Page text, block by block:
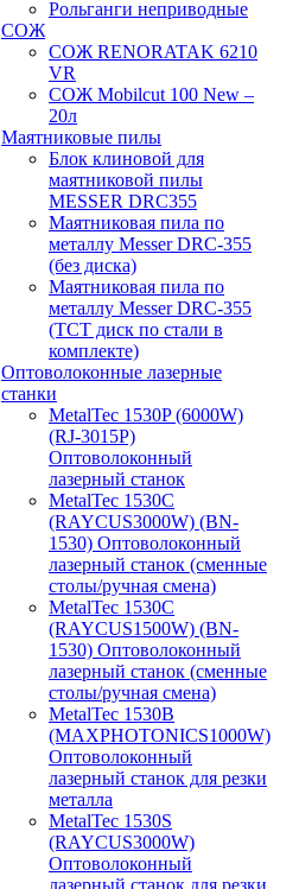
Рольганги неприводные
СОЖ
СОЖ RENORATAK 6210
VR
СОЖ Mobilcut 100 New –
20л
Маятниковые пилы
Блок клиновой для
маятниковой пилы
MESSER DRC355
Маятниковая пила по
металлу Messer DRC-355
(без диска)
Маятниковая пила по
металлу Messer DRC-355
(ТСТ диск по стали в
комплекте)
Оптоволоконные лазерные
станки
MetalTec 1530P (6000W)
(RJ-3015P)
Оптоволоконный
лазерный станок
MetalTec 1530С
(RAYCUS3000W) (BN-
1530) Оптоволоконный
лазерный станок (сменные
столы/ручная смена)
MetalTec 1530С
(RAYCUS1500W) (BN-
1530) Оптоволоконный
лазерный станок (сменные
столы/ручная смена)
MetalTec 1530B
(MAXPHOTONICS1000W)
Оптоволоконный
лазерный станок для резки
металла
MetalTec 1530S
(RAYCUS3000W)
Оптоволоконный
лазерный станок для резки